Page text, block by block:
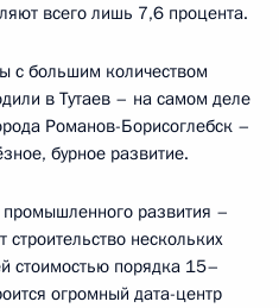
всего лишь 7,6 процента.
с большим количеством
в Тутаев – на самом деле
Романов-Борисоглебск –
бурное развитие.
развития –
строительство нескольких
стоимостью порядка 15–
огромный дата-центр